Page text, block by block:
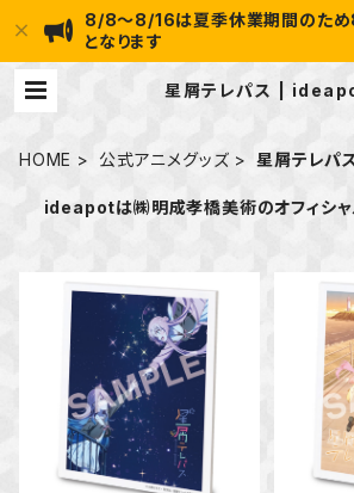
8/8～8/16は夏季休業期間のた
となります
星屑テレパス |
HOME 公式アニメグッズ 星屑テレパ
ideapotは㈱明成孝橋美術のオフィシャ